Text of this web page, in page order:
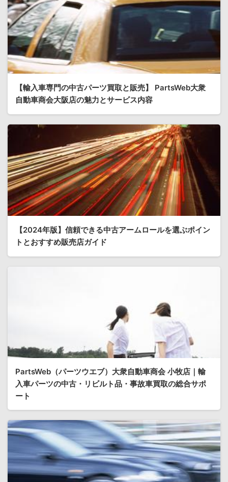
【輸入車専門の中古パーツ買取と販売】 PartsWeb大衆
自動車商会大阪店の魅力とサービス内容
【2024年版】信頼できる中古アームロールを選ぶポイン
トとおすすめ販売店ガイド
PartsWeb（パーツウエブ）大衆自動車商会 小牧店｜輸
入車パーツの中古・リビルト品・事故車買取の総合サポ
ート